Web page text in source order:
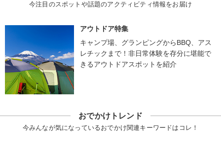
今注目のスポットや話題のアクティビティ情報をお届け
アウトドア特集
キャンプ場、グランピングからBBQ、アス
レチックまで！非日常体験を存分に堪能で
きるアウトドアスポットを紹介
おでかけトレンド
今みんなが気になっているおでかけ関連キーワードはコレ！